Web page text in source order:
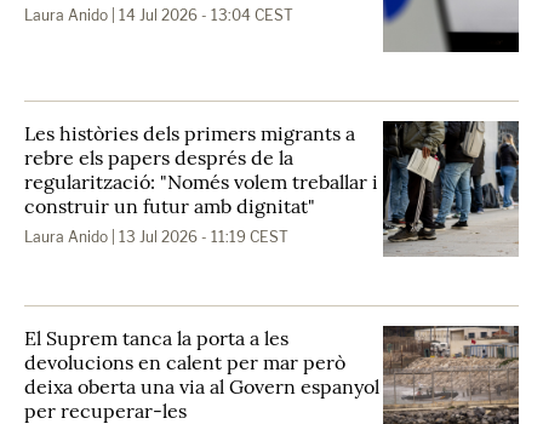
Laura Anido | 14 Jul 2026 - 13:04 CEST
Les històries dels primers migrants a
rebre els papers després de la
regularització: "Només volem treballar i
construir un futur amb dignitat"
Laura Anido | 13 Jul 2026 - 11:19 CEST
El Suprem tanca la porta a les
devolucions en calent per mar però
deixa oberta una via al Govern espanyol
per recuperar-les